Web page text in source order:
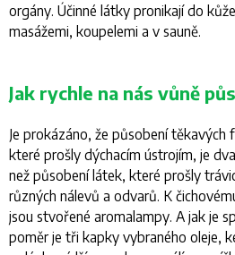
orgány. Účinné látky pronikají do
masážemi, koupelemi a v sauně.
Jak rychle na nás vůně
Je prokázáno, že působení
které prošly dýchacím ústrojím, je
než působení látek, které prošly
různých nálevů a odvarů. K
jsou stvořené aromalampy. A jak je
poměr je tři kapky vybraného oleje,